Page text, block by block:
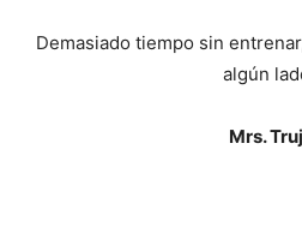
Demasiado tiempo sin
algún
Mrs.